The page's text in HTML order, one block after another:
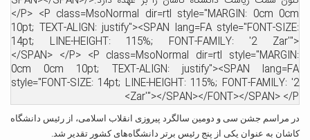
</P> <P class=MsoNormal dir=rtl style="MARGIN: 0cm
10pt; TEXT-ALIGN: justify"><SPAN lang=FA style="FONT-
14pt; LINE-HEIGHT: 115%; FONT-FAMILY: '2
</SPAN> </P> <P class=MsoNormal dir=rtl
0cm 0cm 10pt; TEXT-ALIGN: justify"><SPAN
style="FONT-SIZE: 14pt; LINE-HEIGHT: 115%; FONT-FAMILY:
Zar'"></SPAN></FONT></SPAN> </
مراسم جشن سی و دومین سالگرد پیروزی انقلاب اسلامی، از رئیس دانشگاه
به عنوان یکی از پنج رئیس برتر دانشگاه‌های کشور تقدیر شد.